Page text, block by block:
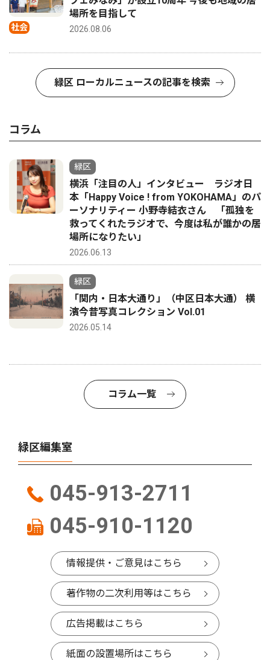
社会
場所を目指して
2026.08.06
緑区 ローカルニュースの記事を検索
コラム
緑区
横浜「注目の人」インタビュー ラジオ日
本「Happy Voice ! from YOKOHAMA」のパ
ーソナリティー 小野寺結衣さん 「孤独を
救ってくれたラジオで、今度は私が誰かの居
場所になりたい」
2026.06.13
緑区
「関内・日本大通り」（中区日本大通） 横
濱今昔写真コレクション Vol.01
2026.05.14
コラム一覧
緑区編集室
045-913-2711
045-910-1120
情報提供・ご意見はこちら
著作物の二次利用等はこちら
広告掲載はこちら
紙面の設置場所はこちら